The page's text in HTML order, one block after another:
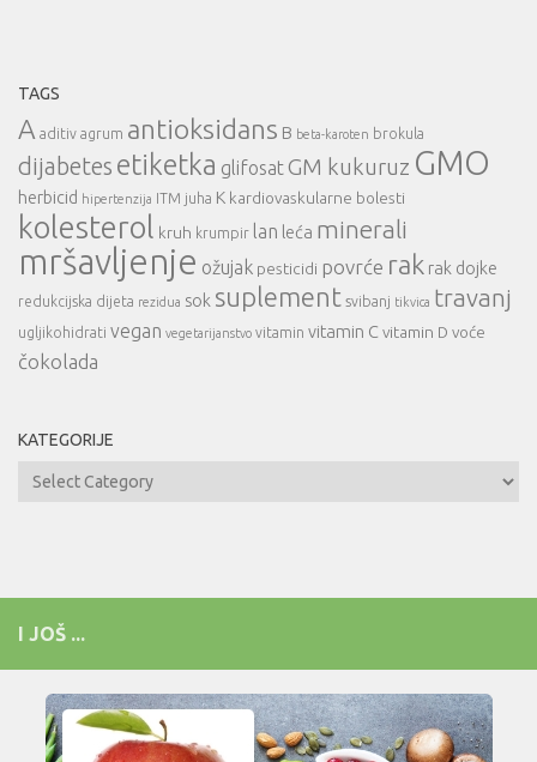
TAGS
A aditiv agrum antioksidans B beta-karoten brokula
dijabetes etiketka glifosatGM kukuruz GMO
herbicid hipertenzija ITM juha K kardiovaskularne bolesti
kolesterol kruh krumpir lan leća minerali
mršavljenje ožujak pesticidi povrće rak rak dojke
redukcijska dijeta rezidua sok suplement svibanj tikvica travanj
ugljikohidrati vegan vegetarijanstvo vitamin vitamin Cvitamin D voće
čokolada
KATEGORIJE
Kategorije
I JOŠ ...